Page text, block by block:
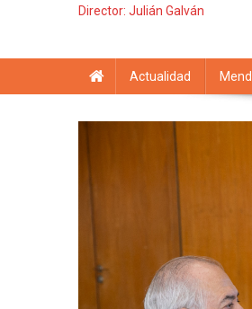
Director: Julián Galván
Actualidad